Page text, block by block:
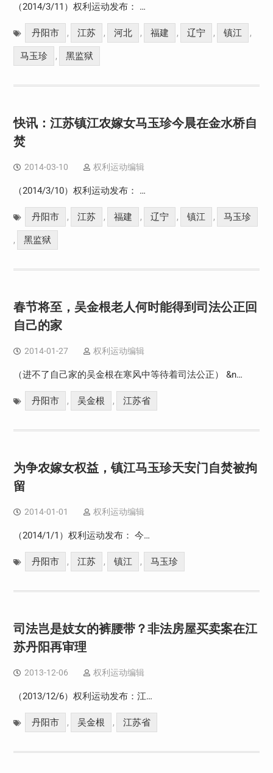
（2014/3/11）权利运动发布： …
丹阳市 , 江苏 , 河北 , 福建 , 辽宁 , 镇江 ,
马玉珍 , 黑监狱
快讯：江苏镇江农嫁女马玉珍今晨在金水桥自
焚
2014-03-10 权利运动编辑
（2014/3/10）权利运动发布： …
丹阳市 , 江苏 , 福建 , 辽宁 , 镇江 , 马玉珍
, 黑监狱
春节将至，吴金根老人何时能得到司法公正回
自己的家
2014-01-27 权利运动编辑
（进不了自己家的吴金根在寒风中等待着司法公正） &n…
丹阳市 , 吴金根 , 江苏省
为争农嫁女权益，镇江马玉珍天安门自焚被拘
留
2014-01-01 权利运动编辑
（2014/1/1）权利运动发布： 今…
丹阳市 , 江苏 , 镇江 , 马玉珍
司法岂是妓女的裤腰带？非法房屋买卖案在江
苏丹阳再审理
2013-12-06 权利运动编辑
（2013/12/6）权利运动发布：江…
丹阳市 , 吴金根 , 江苏省